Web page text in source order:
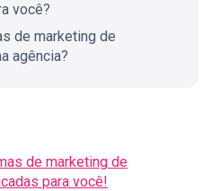
você?
de marketing de
agência?
de marketing de
para você!